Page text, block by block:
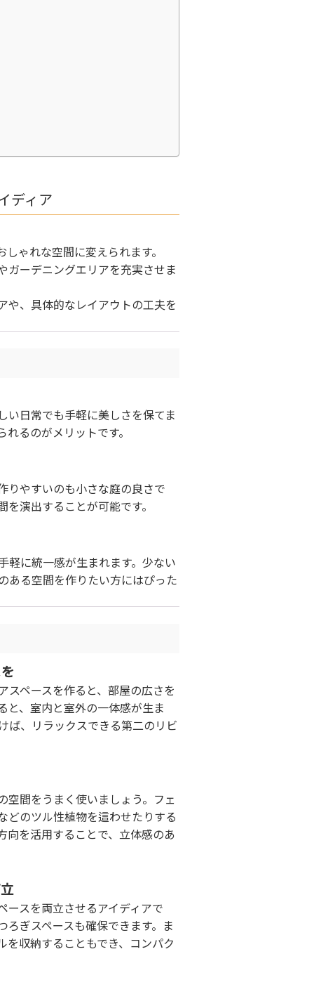
ディア
ゃれな空間に変えられます。
ガーデニングエリアを充実させま
や、具体的なレイアウトの工夫を
い日常でも手軽に美しさを保てま
るのがメリットです。
りやすいのも小さな庭の良さで
演出することが可能です。
軽に統一感が生まれます。少ない
ある空間を作りたい方にはぴった
スペースを作ると、部屋の広さを
と、室内と室外の一体感が生ま
ば、リラックスできる第二のリビ
空間をうまく使いましょう。フェ
どのツル性植物を這わせたりする
向を活用することで、立体感のあ
ースを両立させるアイディアで
ぎスペースも確保できます。ま
収納することもでき、コンパク